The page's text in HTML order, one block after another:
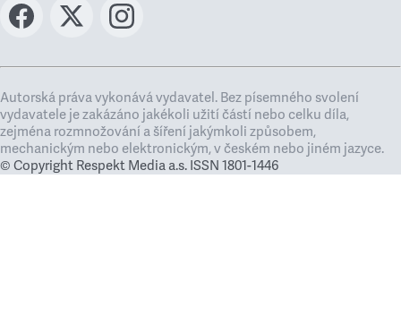
Autorská práva vykonává vydavatel. Bez písemného svolení
vydavatele je zakázáno jakékoli užití částí nebo celku díla,
zejména rozmnožování a šíření jakýmkoli způsobem,
mechanickým nebo elektronickým, v českém nebo jiném jazyce.
© Copyright Respekt Media a.s. ISSN 1801-1446